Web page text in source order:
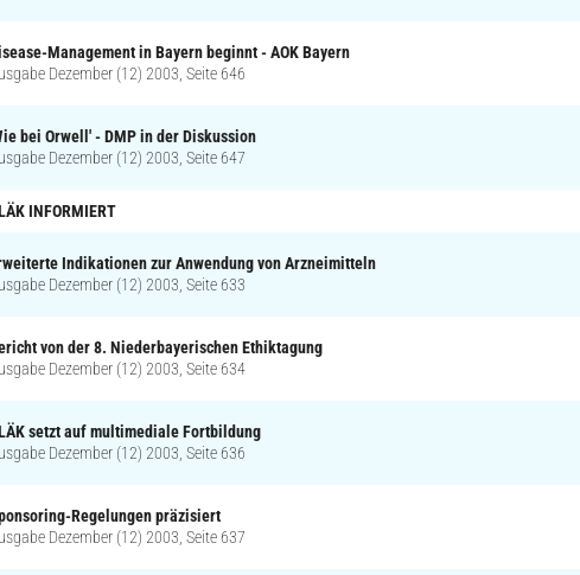
Management in Bayern beginnt - AOK Bayern
Dezember (12) 2003, Seite 646
bei Orwell' - DMP in der Diskussion
Dezember (12) 2003, Seite 647
INFORMIERT
Indikationen zur Anwendung von Arzneimitteln
Dezember (12) 2003, Seite 633
von der 8. Niederbayerischen Ethiktagung
Dezember (12) 2003, Seite 634
setzt auf multimediale Fortbildung
Dezember (12) 2003, Seite 636
Regelungen präzisiert
Dezember (12) 2003, Seite 637